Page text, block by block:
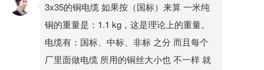
3x35的铜电缆 如果按（国标）来算 一米纯
铜的重量是：1.1 kg，这是理论上的重量。
电缆有：国标、中标、非标 之分 而且每个
厂里面做电缆 所用的铜丝大小也 不一样 就